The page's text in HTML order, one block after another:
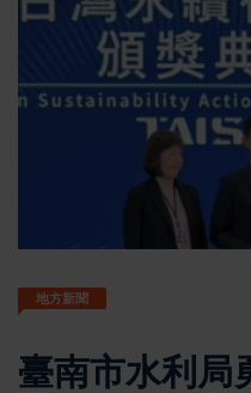
地方新聞
臺南市水利局